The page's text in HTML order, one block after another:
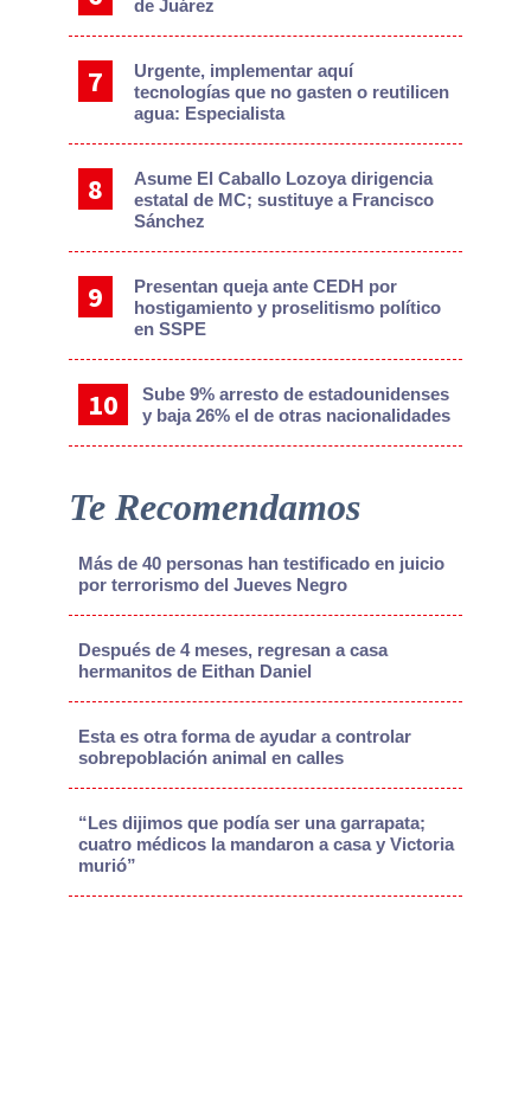
de Juárez
Urgente, implementar aquí
tecnologías que no gasten o reutilicen
agua: Especialista
Asume El Caballo Lozoya dirigencia
estatal de MC; sustituye a Francisco
Sánchez
Presentan queja ante CEDH por
hostigamiento y proselitismo político
en SSPE
Sube 9% arresto de estadounidenses
y baja 26% el de otras nacionalidades
Te Recomendamos
Más de 40 personas han testificado en juicio
por terrorismo del Jueves Negro
Después de 4 meses, regresan a casa
hermanitos de Eithan Daniel
Esta es otra forma de ayudar a controlar
sobrepoblación animal en calles
“Les dijimos que podía ser una garrapata;
cuatro médicos la mandaron a casa y Victoria
murió”